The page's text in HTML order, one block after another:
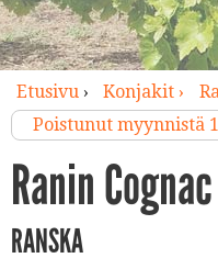
Etusivu› Konjakit ›
Poistunut myynnistä
Ranin
RANSKA